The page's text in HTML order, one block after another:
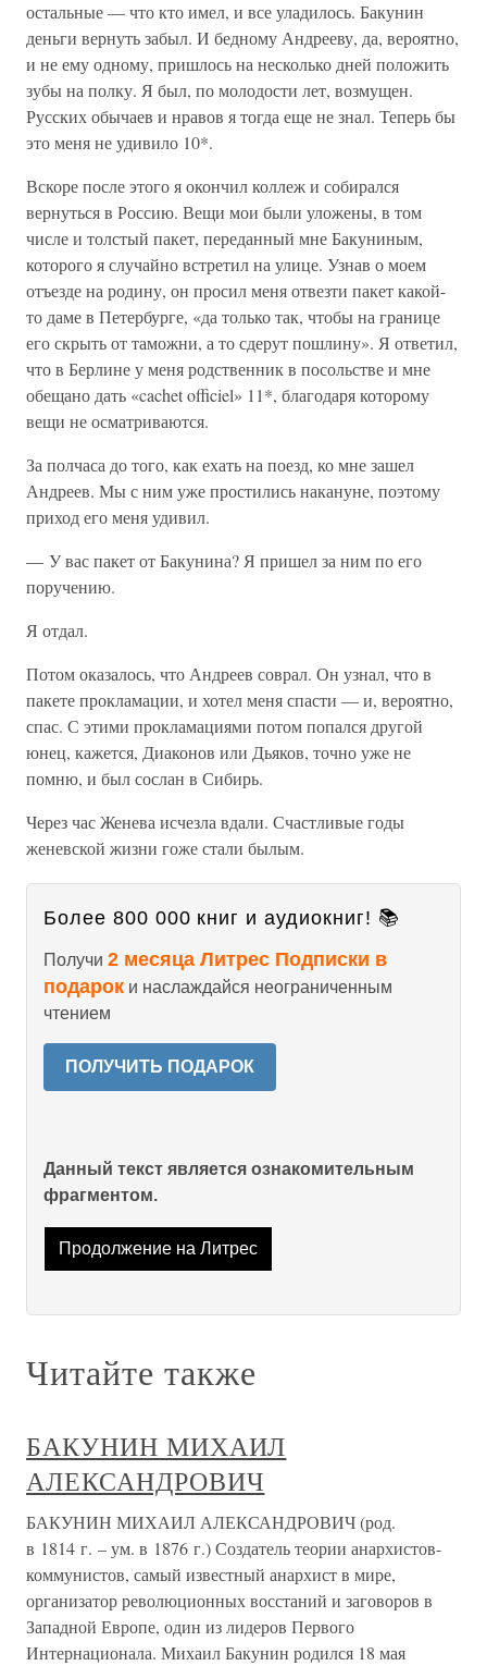
остальные — что кто имел, и все уладилось. Бакунин
деньги вернуть забыл. И бедному Андрееву, да, вероятно,
и не ему одному, пришлось на несколько дней положить
зубы на полку. Я был, по молодости лет, возмущен.
Русских обычаев и нравов я тогда еще не знал. Теперь бы
это меня не удивило 10*.
Вскоре после этого я окончил коллеж и собирался
вернуться в Россию. Вещи мои были уложены, в том
числе и толстый пакет, переданный мне Бакуниным,
которого я случайно встретил на улице. Узнав о моем
отъезде на родину, он просил меня отвезти пакет какой-
то даме в Петербурге, «да только так, чтобы на границе
его скрыть от таможни, а то сдерут пошлину». Я ответил,
что в Берлине у меня родственник в посольстве и мне
обещано дать «cachet officiel» 11*, благодаря которому
вещи не осматриваются.
За полчаса до того, как ехать на поезд, ко мне зашел
Андреев. Мы с ним уже простились накануне, поэтому
приход его меня удивил.
— У вас пакет от Бакунина? Я пришел за ним по его
поручению.
Я отдал.
Потом оказалось, что Андреев соврал. Он узнал, что в
пакете прокламации, и хотел меня спасти — и, вероятно,
спас. С этими прокламациями потом попался другой
юнец, кажется, Диаконов или Дьяков, точно уже не
помню, и был сослан в Сибирь.
Через час Женева исчезла вдали. Счастливые годы
женевской жизни гоже стали былым.
Более 800 000 книг и аудиокниг! 📚
Получи 2 месяца Литрес Подписки в
подарок и наслаждайся неограниченным
чтением
ПОЛУЧИТЬ ПОДАРОК
Данный текст является ознакомительным
фрагментом.
Продолжение на Литрес
Читайте также
БАКУНИН МИХАИЛ
АЛЕКСАНДРОВИЧ
БАКУНИН МИХАИЛ АЛЕКСАНДРОВИЧ (род.
в 1814 г. – ум. в 1876 г.) Создатель теории анархистов-
коммунистов, самый известный анархист в мире,
организатор революционных восстаний и заговоров в
Западной Европе, один из лидеров Первого
Интернационала. Михаил Бакунин родился 18 мая